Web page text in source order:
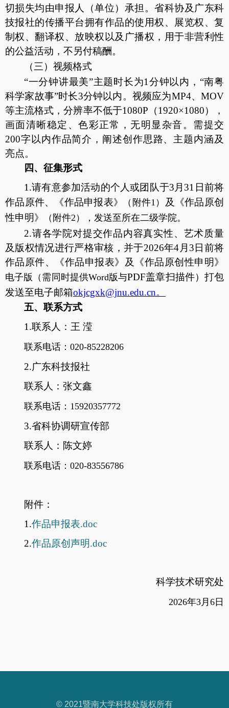
切损失均由申报人（单位）承担。省科协及广东科
技报社的传播平台拥有作品的使用权、展览权、复
制权、翻译权、放映权以及广播权，用于非营利性
的公益活动，不另付稿酬。
（三）视频格式
“一分钟讲最美”主题时长为1分钟以内，“南粤
科学家故事”时长3分钟以内。视频应为MP4、MOV
等主流格式，分辨率不低于1080P（1920×1080），
画面清晰稳定、色彩正常，无明显杂音。需提交
200字以内作品简介，阐述创作思路、主题内涵及
亮点。
四、征集形式
1.请有意参加活动的个人或团队于3月31日前将
作品原件、《作品申报表》（附件1） 及 《作品原创
性申明 》（附件2），发送至所在二级学院。
2.请各学院对提交作品内容真实性、艺术质量
及版权情况进行严格审核，并于2026年4月3日前将
作品原件、
《作品申报表》 及 《作品原创性申明》
电子版（需同时提供Word版与PDF盖章扫描件）打包
发送至电子邮箱okjcgxk@jnu.edu.cn。
五、联系方式
1.联系人：王 滢
联系电话： 020-85228206
2.广东科技报社
联系人：张文鑫
联系电话： 15920357772
3.省科协调研宣传部
联系人：陈文婷
联系电话： 020-83556786
附件：
1.作品申报表.doc
2.作品原创声明.doc
科学技术研究处
2026年3月6日
© 2021暨南大学科技处版权所有